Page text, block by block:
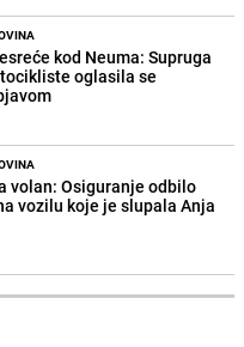
kod Neuma: Supruga
oglasila se
volan: Osiguranje odbilo
vozilu koje je slupala Anja